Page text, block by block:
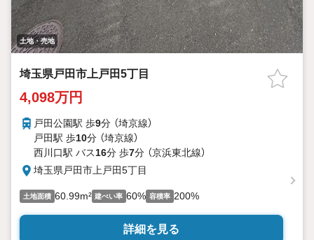
土地・売地
埼玉県戸田市上戸田5丁目
4,098万円
戸田公園駅 歩9分 （埼京線）
戸田駅 歩10分 （埼京線）
西川口駅 バス16分 歩7分 （京浜東北線）
埼玉県戸田市上戸田5丁目
土地面積 60.99m² 建ぺい率 60% 容積率 200%
詳細を見る